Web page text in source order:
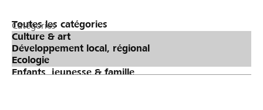
Catégories